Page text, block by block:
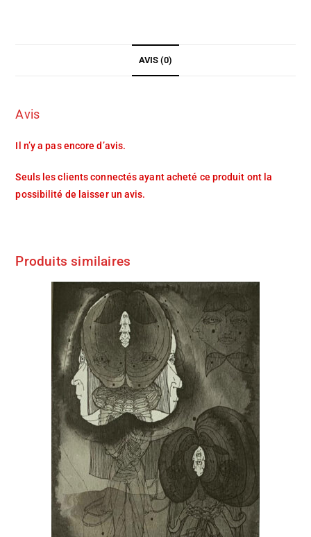
AVIS (0)
Avis
Il n’y a pas encore d’avis.
Seuls les clients connectés ayant acheté ce produit ont la
possibilité de laisser un avis.
Produits similaires